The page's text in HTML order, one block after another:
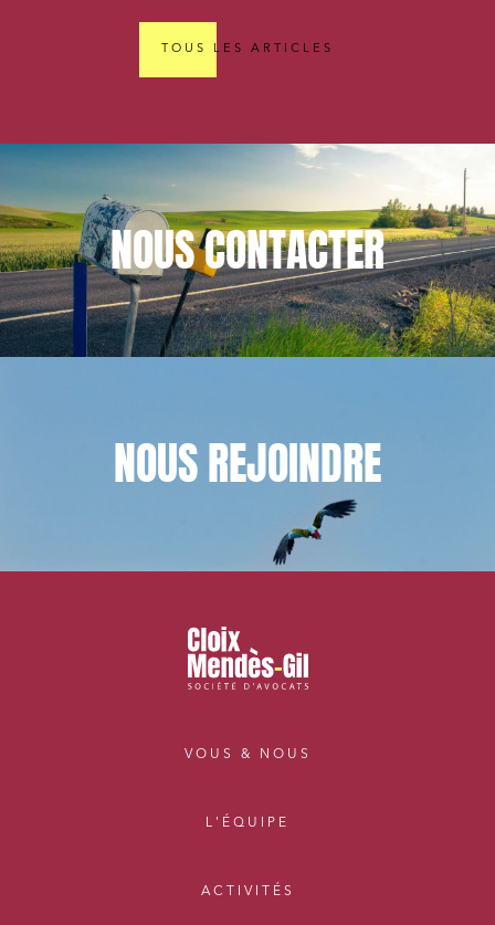
TOUS LES ARTICLES
NOUSCONTACTER
NOUSREJOINDRE
VOUS & NOUS
L'ÉQUIPE
ACTIVITÉS